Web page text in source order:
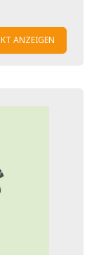
ANZEIGEN